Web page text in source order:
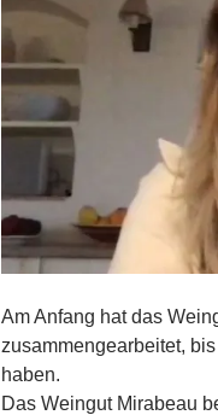
Am Anfang hat das
zusammengearbeitet,
haben.
Das Weingut Mirabeau